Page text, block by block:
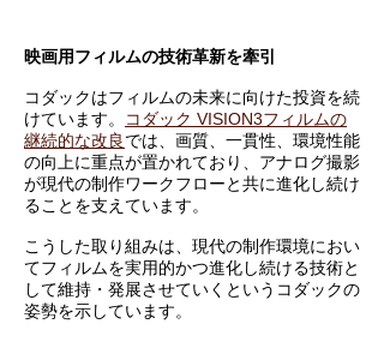
映画用フィルムの技術革新を牽引
コダックはフィルムの未来に向けた投資を続
けています。
コダック VISION3フィルムの
継続的な改良では、画質、一貫性、環境性能
の向上に重点が置かれており、アナログ撮影
が現代の制作ワークフローと共に進化し続け
ることを支えています。
こうした取り組みは、現代の制作環境におい
てフィルムを実用的かつ進化し続ける技術と
して維持・発展させていくというコダックの
姿勢を示しています。